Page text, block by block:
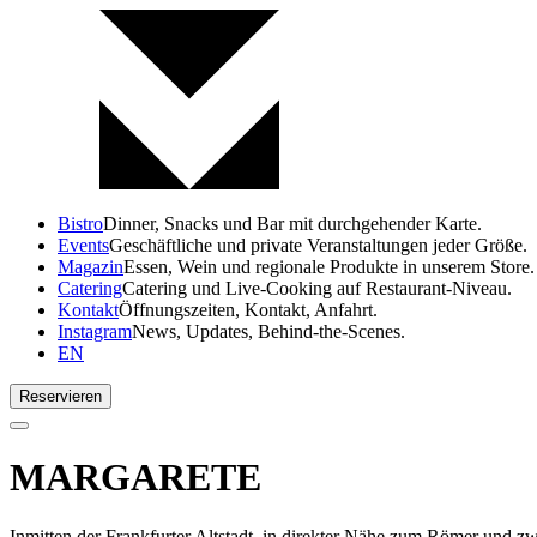
BistroDinner, Snacks und Bar mit durchgehender Karte.
EventsGeschäftliche und private Veranstaltungen jeder Größe.
MagazinEssen, Wein und regionale Produkte in unserem Store.
CateringCatering und Live-Cooking auf Restaurant-Niveau.
KontaktÖffnungszeiten, Kontakt, Anfahrt.
InstagramNews, Updates, Behind-the-Scenes.
EN
Reservieren
MARGARETE